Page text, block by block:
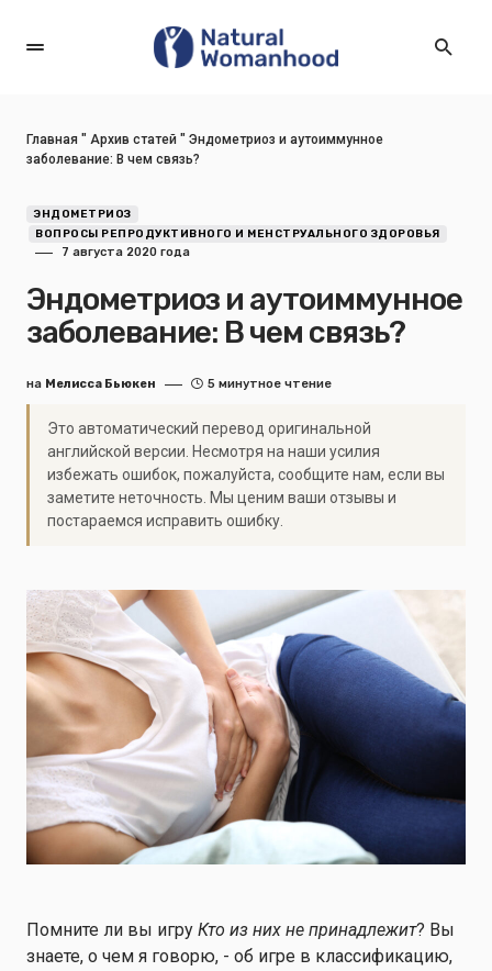
Главная " Архив статей " Эндометриоз и аутоиммунное
заболевание: В чем связь?
ЭНДОМЕТРИОЗ
ВОПРОСЫ РЕПРОДУКТИВНОГО И МЕНСТРУАЛЬНОГО ЗДОРОВЬЯ
7 августа 2020 года
Эндометриоз и аутоиммунное
заболевание: В чем связь?
на Мелисса Бьюкен 5 минутное чтение
Это автоматический перевод оригинальной
английской версии. Несмотря на наши усилия
избежать ошибок, пожалуйста, сообщите нам, если вы
заметите неточность. Мы ценим ваши отзывы и
постараемся исправить ошибку.
Помните ли вы игру Кто из них не принадлежит? Вы
знаете, о чем я говорю, - об игре в классификацию,